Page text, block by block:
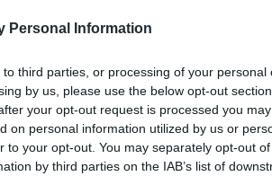
Personal Information
third parties, or processing of your personal
by us, please use the below opt-out
your opt-out request is processed you may
on personal information utilized by us or
to your opt-out. You may separately opt-out
by third parties on the IAB’s list of
που βρισκόταν στον 9ο